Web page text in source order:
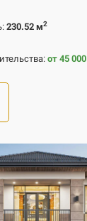
230.52 м2
от 45 000